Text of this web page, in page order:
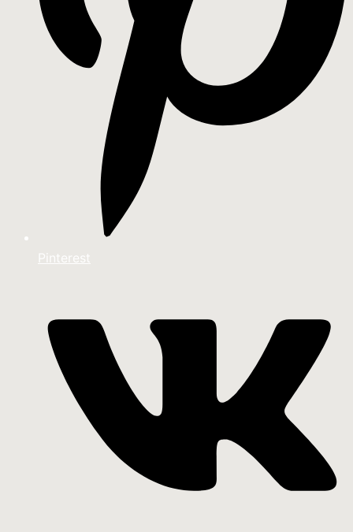
Pinterest